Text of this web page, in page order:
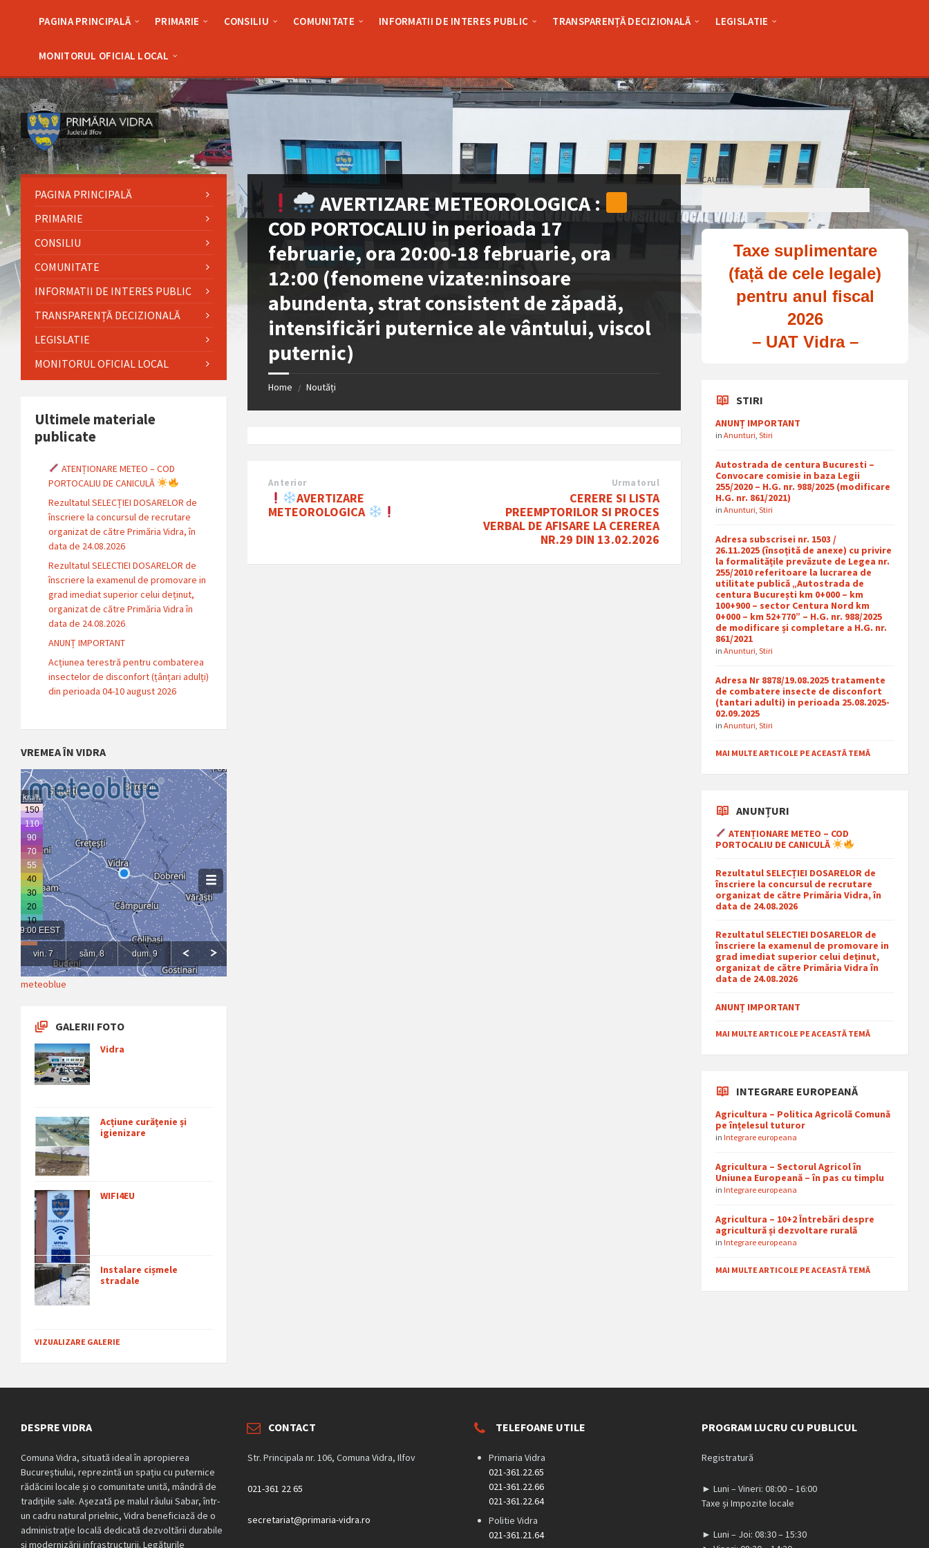
PAGINA PRINCIPALĂ PRIMARIE CONSILIU COMUNITATE INFORMATII DE INTERES PUBLIC TRANSPARENȚĂ DECIZIONALĂ LEGISLATIE
MONITORUL OFICIAL LOCAL
AVERTIZARE METEOROLOGICA :
COD PORTOCALIU in perioada 17
februarie, ora 20:00-18 februarie, ora
12:00 (fenomene vizate:ninsoare
abundenta, strat consistent de zăpadă,
intensificări puternice ale vântului, viscol
puternic)
Home / Noutăți
Anterior
AVERTIZARE
METEOROLOGICA
Urmatorul
CERERE SI LISTA
PREEMPTORILOR SI PROCES
VERBAL DE AFISARE LA CEREREA
NR.29 DIN 13.02.2026
PAGINA PRINCIPALĂ
PRIMARIE
CONSILIU
COMUNITATE
INFORMATII DE INTERES PUBLIC
TRANSPARENȚĂ DECIZIONALĂ
LEGISLATIE
MONITORUL OFICIAL LOCAL
Ultimele materiale
publicate
ATENȚIONARE METEO – COD
PORTOCALIU DE CANICULĂ
Rezultatul SELECȚIEI DOSARELOR de
înscriere la concursul de recrutare
organizat de către Primăria Vidra, în
data de 24.08.2026
Rezultatul SELECTIEI DOSARELOR de
înscriere la examenul de promovare in
grad imediat superior celui deținut,
organizat de către Primăria Vidra în
data de 24.08.2026
ANUNȚ IMPORTANT
Acțiunea terestră pentru combaterea
insectelor de disconfort (țânțari adulți)
din perioada 04-10 august 2026
VREMEA ÎN VIDRA
meteoblue
GALERII FOTO
Vidra
Acțiune curățenie și
igienizare
WIFI4EU
Instalare cișmele
stradale
VIZUALIZARE GALERIE
CAUTĂ
Caută
Taxe suplimentare
(față de cele legale)
pentru anul fiscal
2026
– UAT Vidra –
STIRI
ANUNȚ IMPORTANT
inAnunturi ,Stiri
Autostrada de centura Bucuresti –
Convocare comisie in baza Legii
255/2020 – H.G. nr. 988/2025 (modificare
H.G. nr. 861/2021)
inAnunturi ,Stiri
Adresa subscrisei nr. 1503 /
26.11.2025 (însoțită de anexe) cu privire
la formalitățile prevăzute de Legea nr.
255/2010 referitoare la lucrarea de
utilitate publică „Autostrada de
centura București km 0+000 – km
100+900 – sector Centura Nord km
0+000 – km 52+770” – H.G. nr. 988/2025
de modificare și completare a H.G. nr.
861/2021
inAnunturi ,Stiri
Adresa Nr 8878/19.08.2025 tratamente
de combatere insecte de disconfort
(tantari adulti) in perioada 25.08.2025-
02.09.2025
inAnunturi ,Stiri
MAI MULTE ARTICOLE PE ACEASTĂ TEMĂ
ANUNȚURI
ATENȚIONARE METEO – COD
PORTOCALIU DE CANICULĂ
Rezultatul SELECȚIEI DOSARELOR de
înscriere la concursul de recrutare
organizat de către Primăria Vidra, în
data de 24.08.2026
Rezultatul SELECTIEI DOSARELOR de
înscriere la examenul de promovare in
grad imediat superior celui deținut,
organizat de către Primăria Vidra în
data de 24.08.2026
ANUNȚ IMPORTANT
MAI MULTE ARTICOLE PE ACEASTĂ TEMĂ
INTEGRARE EUROPEANĂ
Agricultura – Politica Agricolă Comună
pe înțelesul tuturor
inIntegrare europeana
Agricultura – Sectorul Agricol în
Uniunea Europeană – în pas cu timplu
inIntegrare europeana
Agricultura – 10+2 Întrebări despre
agricultură și dezvoltare rurală
inIntegrare europeana
MAI MULTE ARTICOLE PE ACEASTĂ TEMĂ
DESPRE VIDRA
Comuna Vidra, situată ideal în apropierea
Bucureștiului, reprezintă un spațiu cu puternice
rădăcini locale și o comunitate unită, mândră de
tradițiile sale. Așezată pe malul râului Sabar, într-
un cadru natural prielnic, Vidra beneficiază de o
administrație locală dedicată dezvoltării durabile
și modernizării infrastructurii. Legăturile
CONTACT
Str. Principala nr. 106, Comuna Vidra, Ilfov
021-361 22 65
secretariat@primaria-vidra.ro
TELEFOANE UTILE
Primaria Vidra
021-361.22.65
021-361.22.66
021-361.22.64
Politie Vidra
021-361.21.64
PROGRAM LUCRU CU PUBLICUL
Registratură
► Luni – Vineri: 08:00 – 16:00
Taxe și Impozite locale
► Luni – Joi: 08:30 – 15:30